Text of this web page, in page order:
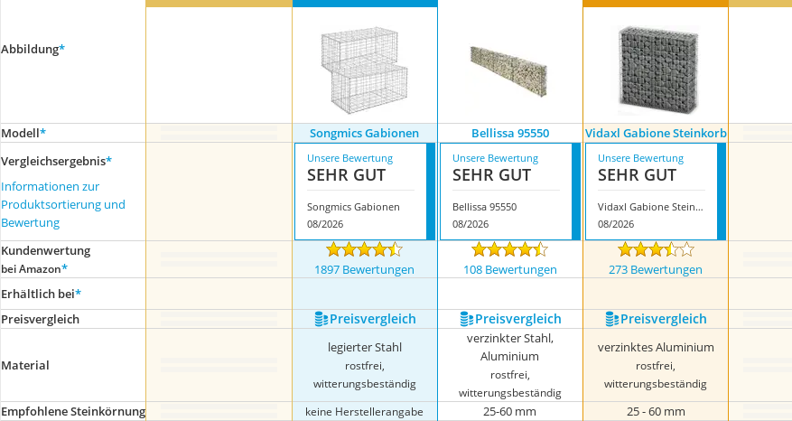
Abbildung*
Modell* Songmics Gabionen Bellissa 95550 Vidaxl Gabione Steinkorb
Vergleichsergebnis*
Informationen zur
Produktsortierung und
Bewertung
Unsere Bewertung
SEHR GUT
Songmics Gabionen
08/2026
Unsere Bewertung
SEHR GUT
Bellissa 95550
08/2026
Unsere Bewertung
SEHR GUT
Vidaxl Gabione Steinkorb
08/2026
Kundenwertung
bei Amazon* 1897 Bewertungen 108 Bewertungen 273 Bewertungen
Erhältlich bei*
Preis­vergleich
Preis­vergleich Preis­vergleich Preis­vergleich
Material
legierter Stahl
rostfrei,
witterungsbeständig
verzinkter Stahl,
Aluminium
rostfrei,
witterungsbeständig
verzinktes Aluminium
rostfrei,
witterungsbeständig
Empfohlene Steinkörnung keine Herstellerangabe 25-60 mm 25 - 60 mm